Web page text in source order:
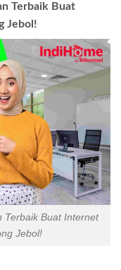
Terbaik Buat
Jebol!
Terbaik Buat Internet
Jebol!